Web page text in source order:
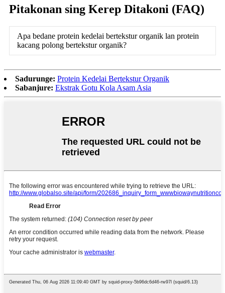
Pitakonan sing Kerep Ditakoni (FAQ)
Apa bedane protein kedelai bertekstur organik lan protein
kacang polong bertekstur organik?
Sadurunge: Protein Kedelai Bertekstur Organik
Sabanjure: Ekstrak Gotu Kola Asam Asia